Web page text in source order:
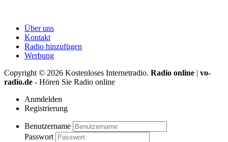
Über uns
Kontakt
Radio hinzufügen
Werbung
Copyright © 2026 Kostenloses Internetradio. Radio online | vo-
radio.de - Hören Sie Radio online
Anmdelden
Registrierung
Benutzername
Passwort